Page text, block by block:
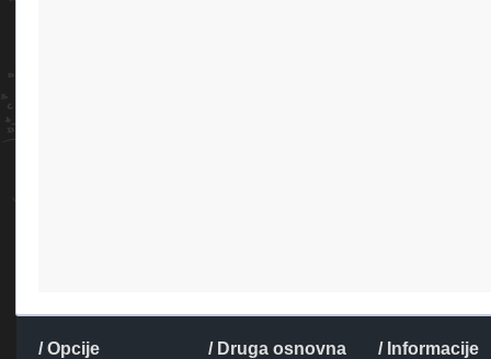
/ Opcije
/ Druga osnovna
/ Informacije